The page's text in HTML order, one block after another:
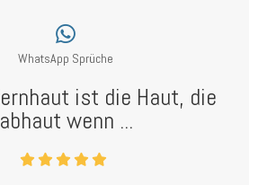
WhatsApp Sprüche
ist die Haut, die
abhaut wenn ...